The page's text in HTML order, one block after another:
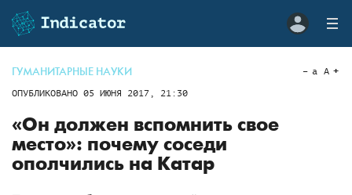
ГУМАНИТАРНЫЕ НАУКИ
ОПУБЛИКОВАНО 05 ИЮНЯ 2017, 21:30
a A
«Он должен вспомнить свое
место»: почему соседи
ополчились на Катар